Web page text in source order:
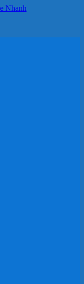
Nhanh